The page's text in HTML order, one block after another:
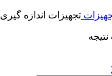
تجهیزات اندازه گیری